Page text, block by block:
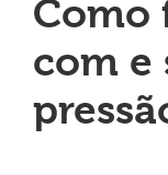
Como
com e